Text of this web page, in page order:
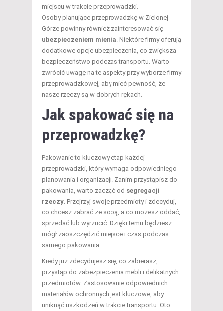
miejscu w trakcie przeprowadzki.
Osoby planujące przeprowadzkę w Zielonej
Górze powinny również zainteresować się
ubezpieczeniem mienia . Niektóre firmy oferują
dodatkowe opcje ubezpieczenia, co zwiększa
bezpieczeństwo podczas transportu. Warto
zwrócić uwagę na te aspekty przy wyborze firmy
przeprowadzkowej, aby mieć pewność, że
nasze rzeczy są w dobrych rękach.
Jak spakować się na
przeprowadzkę?
Pakowanie to kluczowy etap każdej
przeprowadzki, który wymaga odpowiedniego
planowania i organizacji. Zanim przystąpisz do
pakowania, warto zacząć od segregacji
rzeczy . Przejrzyj swoje przedmioty i zdecyduj,
co chcesz zabrać ze sobą, a co możesz oddać,
sprzedać lub wyrzucić. Dzięki temu będziesz
mógł zaoszczędzić miejsce i czas podczas
samego pakowania.
Kiedy już zdecydujesz się, co zabierasz,
przystąp do zabezpieczenia mebli i delikatnych
przedmiotów. Zastosowanie odpowiednich
materiałów ochronnych jest kluczowe, aby
uniknąć uszkodzeń w trakcie transportu. Oto